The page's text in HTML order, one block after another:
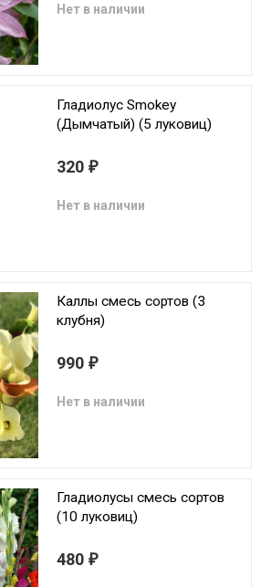
Нет в наличии
Гладиолус Smokey
(Дымчатый) (5 луковиц)
320 ₽
Нет в наличии
Каллы смесь сортов (3
клубня)
990 ₽
Нет в наличии
Гладиолусы смесь сортов
(10 луковиц)
480 ₽